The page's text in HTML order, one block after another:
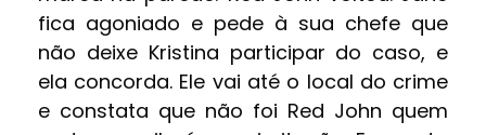
fica agoniado e pede à sua chefe que
não deixe Kristina participar do caso, e
ela concorda. Ele vai até o local do crime
e constata que não foi Red John quem